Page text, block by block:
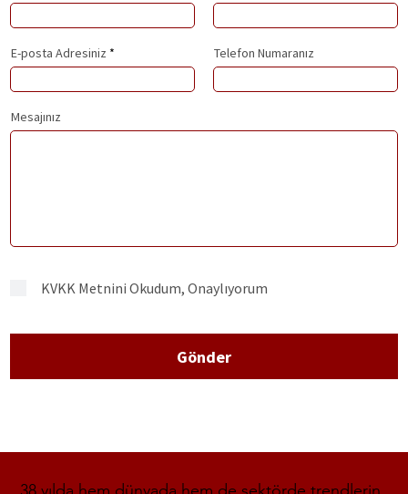
E-posta Adresiniz Telefon Numaranız
Mesajınız
Gönder
KVKK Metnini Okudum, Onaylıyorum